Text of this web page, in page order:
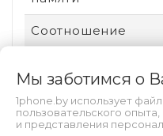
Соотношение
сторон
Дата выхода
Быстрая зарядка
Мы заботимся о
1phone.by использует
пользовательского
и представления